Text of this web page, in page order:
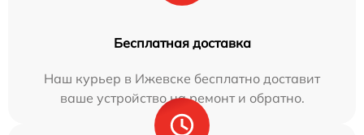
Бесплатная доставка
Наш курьер в Ижевске бесплатно доставит
ваше устройство на ремонт и обратно.